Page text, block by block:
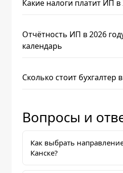
Какие налоги платит ИП в
Отчётность ИП в 2026
календарь
Сколько стоит бухгалтер
Вопросы и
Как выбрать
Канске?